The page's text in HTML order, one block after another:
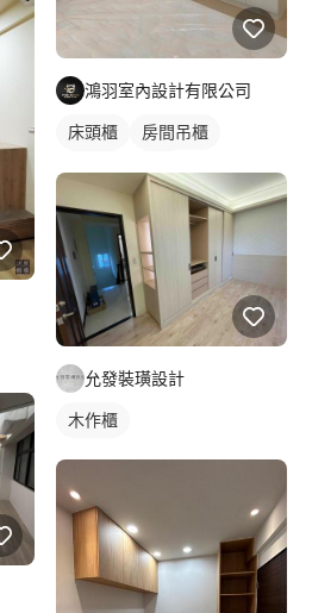
鴻羽室內設計有限公司
床頭櫃
房間吊櫃
木作櫃
衣櫃
允發裝璜設計
木作櫃